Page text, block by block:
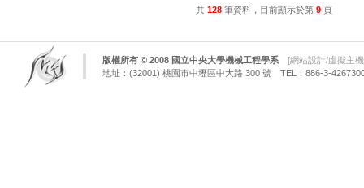
共 128筆資料，目前顯示於第 9頁
版權所有 © 2008 國立中央大學機械工程學系 [網站設計/虛擬主
地址：(32001) 桃園市中壢區中大路 300 號 TEL：886-3-